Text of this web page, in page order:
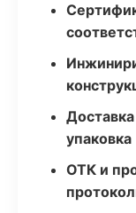
упаковка
ОТК и